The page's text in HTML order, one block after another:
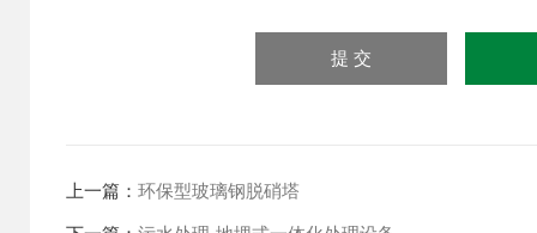
上一篇： 环保型玻璃钢脱硝塔